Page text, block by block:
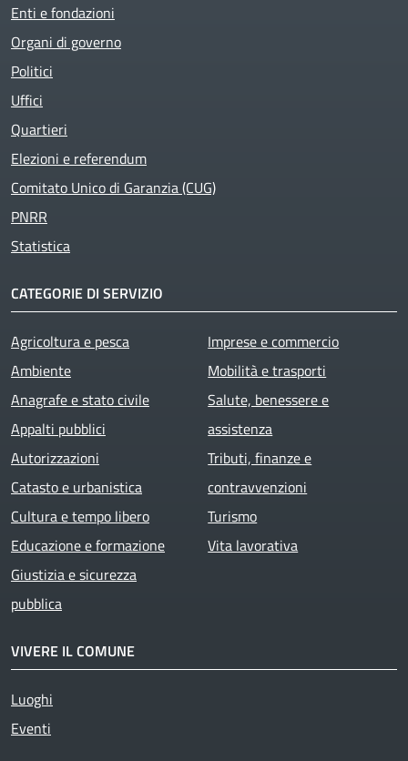
Enti e fondazioni
Organi di governo
Politici
Uffici
Quartieri
Elezioni e referendum
Comitato Unico di Garanzia (CUG)
PNRR
Statistica
CATEGORIE DI SERVIZIO
Agricoltura e pesca
Ambiente
Anagrafe e stato civile
Appalti pubblici
Autorizzazioni
Catasto e urbanistica
Cultura e tempo libero
Educazione e formazione
Giustizia e sicurezza
pubblica
Imprese e commercio
Mobilità e trasporti
Salute, benessere e
assistenza
Tributi, finanze e
contravvenzioni
Turismo
Vita lavorativa
VIVERE IL COMUNE
Luoghi
Eventi